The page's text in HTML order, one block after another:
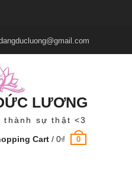
LƯƠNG
sự thật <3
Cart /0₫ 0